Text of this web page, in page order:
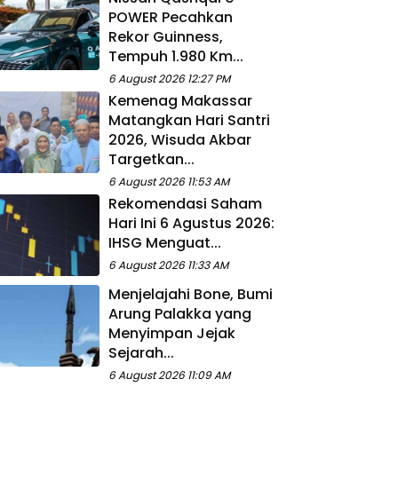
POWER Pecahkan
Rekor Guinness,
Tempuh 1.980 Km...
6 August 2026 12:27 PM
Kemenag Makassar
Matangkan Hari Santri
2026, Wisuda Akbar
Targetkan...
6 August 2026 11:53 AM
Rekomendasi Saham
Hari Ini 6 Agustus 2026:
IHSG Menguat...
6 August 2026 11:33 AM
Menjelajahi Bone, Bumi
Arung Palakka yang
Menyimpan Jejak
Sejarah...
6 August 2026 11:09 AM